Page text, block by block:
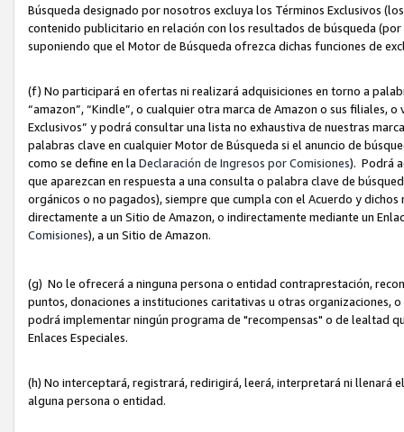
Búsqueda designado por nosotros excluya los Términos Exclusivos
contenido publicitario en relación con los resultados de búsqueda
suponiendo que el Motor de Búsqueda ofrezca dichas funciones de
(f) No participará en ofertas ni realizará adquisiciones en torno a
“amazon”, “Kindle”, o cualquier otra marca de Amazon o sus filiales,
Exclusivos” y podrá consultar una lista no exhaustiva de nuestras
palabras clave en cualquier Motor de Búsqueda si el anuncio de
como se define en la Declaración de Ingresos por Comisiones). Podrá
que aparezcan en respuesta a una consulta o palabra clave de
orgánicos o no pagados), siempre que cumpla con el Acuerdo y
directamente a un Sitio de Amazon, o indirectamente mediante un
Comisiones), a un Sitio de Amazon.
(g) No le ofrecerá a ninguna persona o entidad contraprestación,
puntos, donaciones a instituciones caritativas u otras organizaciones,
podrá implementar ningún programa de "recompensas" o de lealtad
Enlaces Especiales.
(h) No interceptará, registrará, redirigirá, leerá, interpretará ni
alguna persona o entidad.